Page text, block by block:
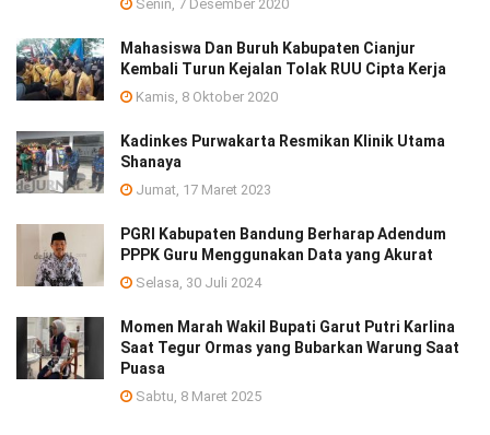
Senin, 7 Desember 2020
Mahasiswa Dan Buruh Kabupaten Cianjur
Kembali Turun Kejalan Tolak RUU Cipta Kerja
Kamis, 8 Oktober 2020
Kadinkes Purwakarta Resmikan Klinik Utama
Shanaya
Jumat, 17 Maret 2023
PGRI Kabupaten Bandung Berharap Adendum
PPPK Guru Menggunakan Data yang Akurat
Selasa, 30 Juli 2024
Momen Marah Wakil Bupati Garut Putri Karlina
Saat Tegur Ormas yang Bubarkan Warung Saat
Puasa
Sabtu, 8 Maret 2025